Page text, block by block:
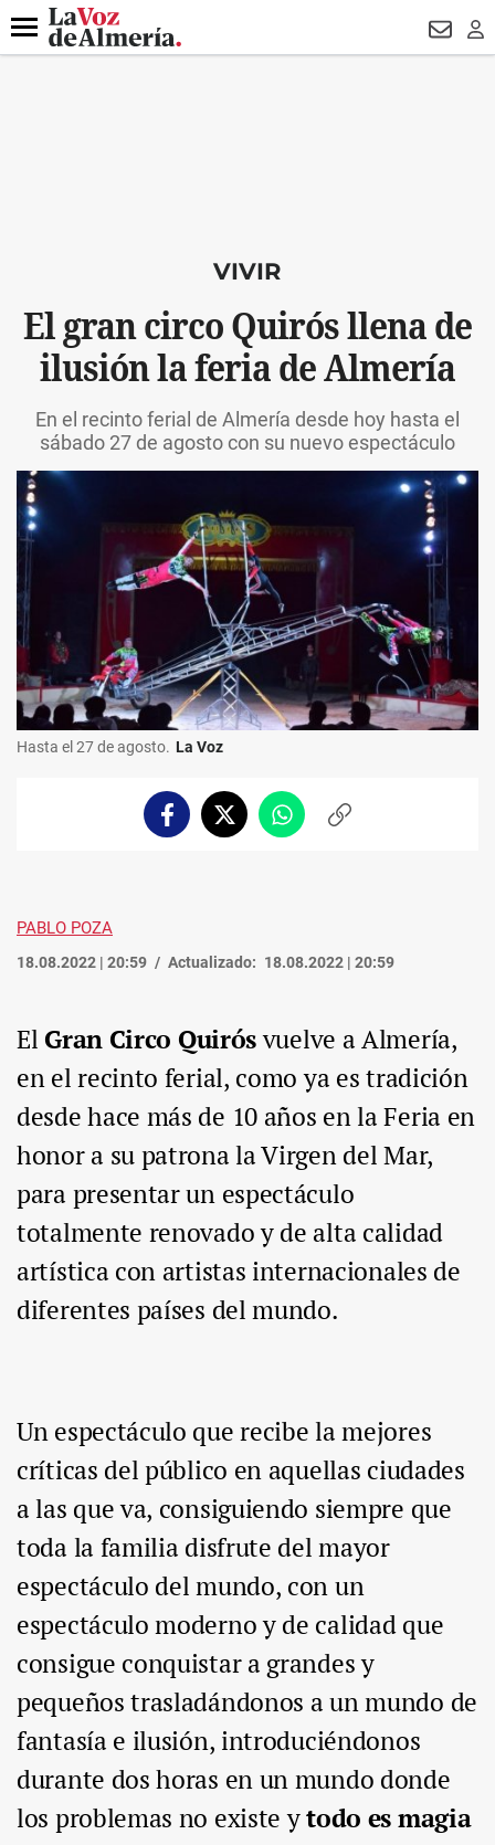
DESTACADO DRON UDA
Menú
VIVIR
El gran circo Quirós llena de
ilusión la feria de Almería
En el recinto ferial de Almería desde hoy hasta el
sábado 27 de agosto con su nuevo espectáculo
Hasta el 27 de agosto. La Voz
FacebookTwitterWhatsappCopiar
PABLO POZA
18.08.2022 | 20:59 Actualizado: 18.08.2022 | 20:59
El Gran Circo Quirósvuelve a Almería,
en el recinto ferial, como ya es tradición
desde hace más de 10 años en la Feria en
honor a su patrona la Virgen del Mar,
para presentar un espectáculo
totalmente renovado y de alta calidad
artística con artistas internacionales de
diferentes países del mundo.
Un espectáculo que recibe la mejores
críticas del público en aquellas ciudades
a las que va, consiguiendo siempre que
toda la familia disfrute del mayor
espectáculo del mundo, con un
espectáculo moderno y de calidad que
consigue conquistar a grandes y
pequeños trasladándonos a un mundo de
fantasía e ilusión, introduciéndonos
durante dos horas en un mundo donde
los problemas no existe ytodo es magia